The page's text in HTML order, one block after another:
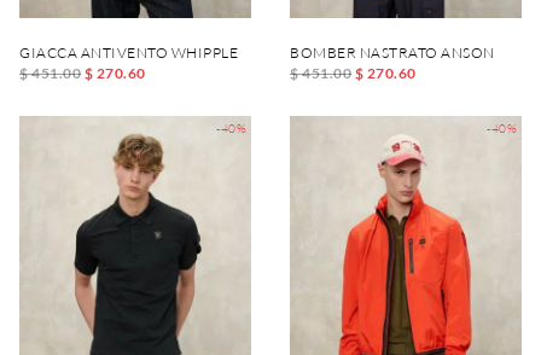
GIACCA ANTIVENTO WHIPPLE
$ 451.00 $ 270.60
BOMBER NASTRATO ANSON
$ 451.00 $ 270.60
-40% -40%